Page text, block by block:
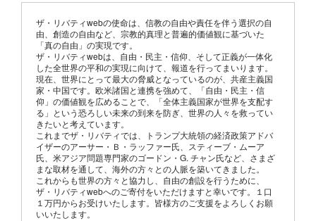
ザ・リバティwebの使命は、信教の自由や責任を伴う選択の自
由、創造の自由など、宗教的真理と普遍的価値観に基づいた
「真の自由」の実現です。
ザ・リバティwebは、自由・民主・信仰、そして正義が一体化
した全世界の平和の実現に向けて、報道を行ってまいります。
現在、世界にとって最大の脅威となっているのが、共産主義国
家・中国です。欧米諸国と連携を強めて、「自由・民主・信
仰」の価値観を広めることで、「全体主義国家が世界を支配す
る」という恐ろしい未来の到来を防ぎ、世界の人々を救ってい
きたいと考えています。
これまでザ・リバティでは、トランプ大統領の経済政策アドバ
イザーのアーサー・Ｂ・ラッファー氏、スティーブ・ムーア
氏、米アジア問題専門家のゴードン・G. チャン氏など、さまざ
まな取材を通して、海外の方々との人脈を築いてきました。
これからも世界の方々と協力し、自由の創設を行うために、
ザ・リバティwebへのご寄付をいただけますと幸いです。１口
１万円からお受けいたします。皆様方のご支援をよろしくお願
いいたします。